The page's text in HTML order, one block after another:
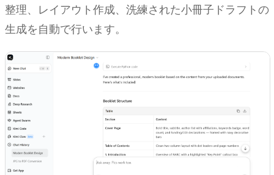
整理、レイアウト作成、洗練された小冊子ドラフトの
生成を自動で行います。